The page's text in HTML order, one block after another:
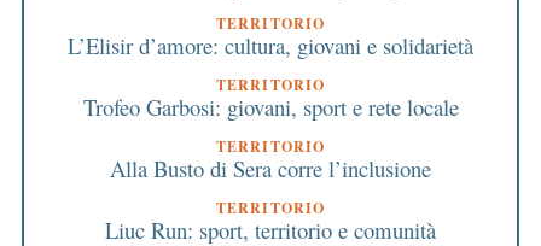
TERRITORIO
L’Elisir d’amore: cultura, giovani e solidarietà
TERRITORIO
Trofeo Garbosi: giovani, sport e rete locale
TERRITORIO
Alla Busto di Sera corre l’inclusione
TERRITORIO
Liuc Run: sport, territorio e comunità